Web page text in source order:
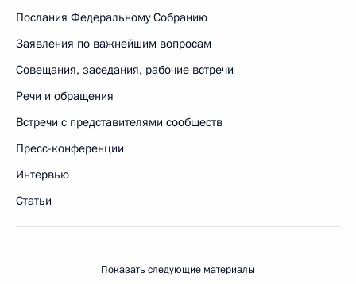
Послания Федеральному Собранию
Заявления по важнейшим вопросам
Совещания, заседания, рабочие встречи
Речи и обращения
Встречи с представителями сообществ
Пресс-конференции
Интервью
Статьи
Показать следующие материалы